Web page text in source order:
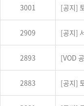
3001 [공지]
2909 [공지]
2893 [VOD
2883 [공지]